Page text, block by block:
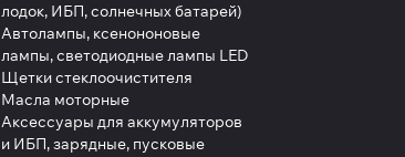
лодок, ИБП, солнечных батарей)
Автолампы, ксенононовые
лампы, светодиодные лампы LED
Щетки стеклоочистителя
Масла моторные
Аксессуары для аккумуляторов
и ИБП, зарядные, пусковые